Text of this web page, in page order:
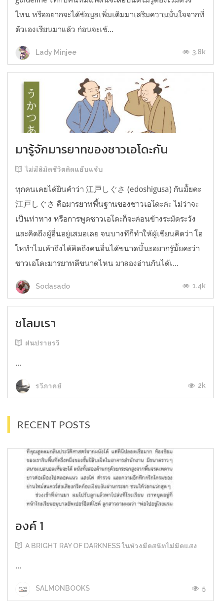
ไหน หรืออยากจะได้ข้อมูลเพิ่มเติมมาเสริมความมั่นใจจากที่
ตัวเองเรียนมาแล้ว ก่อนจะเข้...
Lady Minjee 3.8k
มารู้จักมารยาทของชาวเอโดะกัน
ไม่มีลิมิตชีวิตติดแอ๊บแจ๊บ
ทุกคนเคยได้ยินคำว่า 江戸しぐさ (edoshigusa) กันมั้ยคะ
江戸しぐさ คือมารยาทพื้นฐานของชาวเอโดะค่ะ ไม่ว่าจะ
เป็นท่าทาง หรือการพูดชาวเอโดะก็จะค่อนข้างระมัดระวัง
และคิดถึงผู้อื่นอยู่เสมอเลย จนบางทีก็ทำให้ผู้เขียนคิดว่า โอ
โหทำไมเค้าถึงได้คิดถึงคนอื่นได้ขนาดนี้นะอยากรู้มั้ยคะว่า
ชาวเอโดะมารยาทดีขนาดไหน มาลองอ่านกันได้เ...
Sodasado 1.4k
ชโลมเรา
ฝนปรายรวี
...
รวีภาคย์ 2k
RECENT POSTS
องค์ 1
A BRIGHT RAY OF DARKNESS ในห้วงมืดสนิทไม่มิดแสง
...
SALMONBOOKS 5